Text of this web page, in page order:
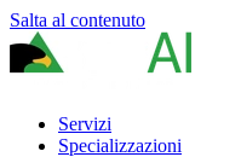
Salta al contenuto
Servizi
Specializzazioni